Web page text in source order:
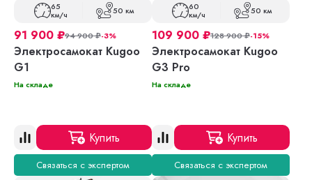
65
км/ч 50 км
91 900 ₽94 900₽-3%
Электросамокат Kugoo
G1
На складе
Купить
Связаться с экспертом
60
км/ч 50 км
109 900 ₽128 900₽-15%
Электросамокат Kugoo
G3 Pro
На складе
Купить
Связаться с экспертом